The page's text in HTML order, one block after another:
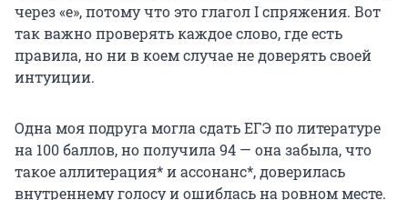
через «е», потому что это глаголI спряжения. Вот
так важно проверять каждое слово, где есть
правила, но ни в коем случае не доверять своей
интуиции.
Одна моя подруга могла сдать ЕГЭ по литературе
на 100 баллов, но получила 94 — она забыла, что
такое аллитерация* и ассонанс*, доверилась
внутреннему голосу и ошиблась на ровном месте.